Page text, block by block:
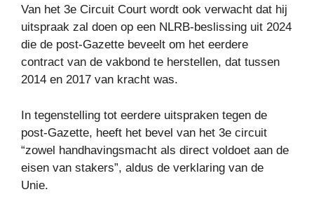
Van het 3e Circuit Court wordt ook verwacht dat hij
uitspraak zal doen op een NLRB-beslissing uit 2024
die de post-Gazette beveelt om het eerdere
contract van de vakbond te herstellen, dat tussen
2014 en 2017 van kracht was.
In tegenstelling tot eerdere uitspraken tegen de
post-Gazette, heeft het bevel van het 3e circuit
“zowel handhavingsmacht als direct voldoet aan de
eisen van stakers”, aldus de verklaring van de
Unie.